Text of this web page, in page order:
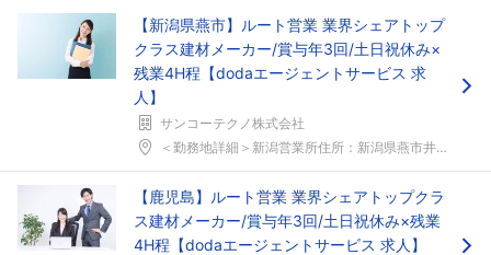
【新潟県燕市】ルート営業 業界シェアトップ
クラス建材メーカー/賞与年3回/土日祝休み×
残業4H程【dodaエージェントサービス 求
人】
サンコーテクノ株式会社
＜勤務地詳細＞新潟営業所住所：新潟県燕市井土巻4-...
【鹿児島】ルート営業 業界シェアトップクラ
ス建材メーカー/賞与年3回/土日祝休み×残業
4H程【dodaエージェントサービス 求人】